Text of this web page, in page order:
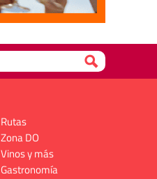
Rutas
Zona DO
Vinos y más
Gastronomía